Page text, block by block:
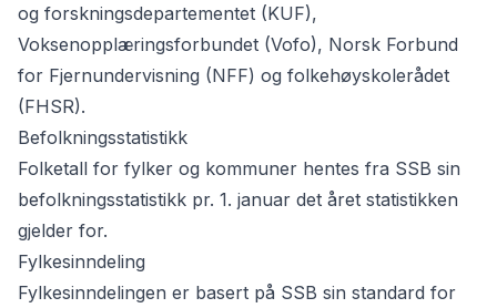
og forskningsdepartementet (KUF),
Voksenopplæringsforbundet (Vofo), Norsk Forbund
for Fjernundervisning (NFF) og folkehøyskolerådet
(FHSR).
Befolkningsstatistikk
Folketall for fylker og kommuner hentes fra SSB sin
befolkningsstatistikk pr. 1. januar det året statistikken
gjelder for.
Fylkesinndeling
Fylkesinndelingen er basert på SSB sin standard for